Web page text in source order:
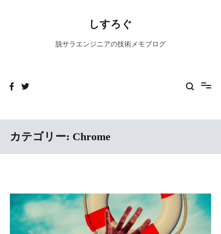
しすろぐ
脱サラエンジニアの技術メモブログ
カテゴリー: Chrome